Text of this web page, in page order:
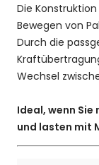
Die
Bewegen von
Durch die
Wechsel
Ideal, wenn
und lasten mit